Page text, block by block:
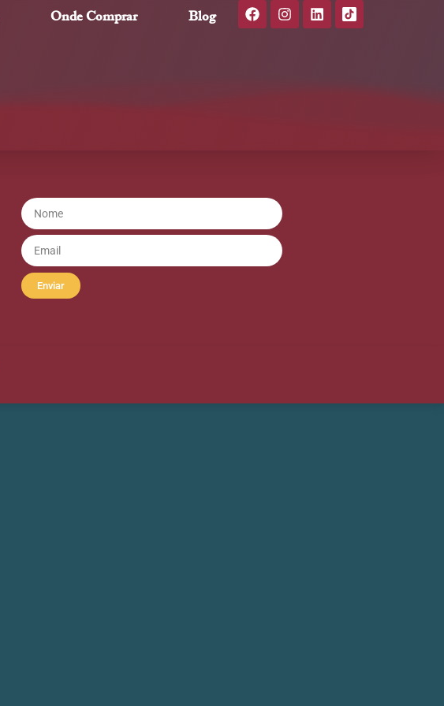
Onde Comprar Blog
Enviar